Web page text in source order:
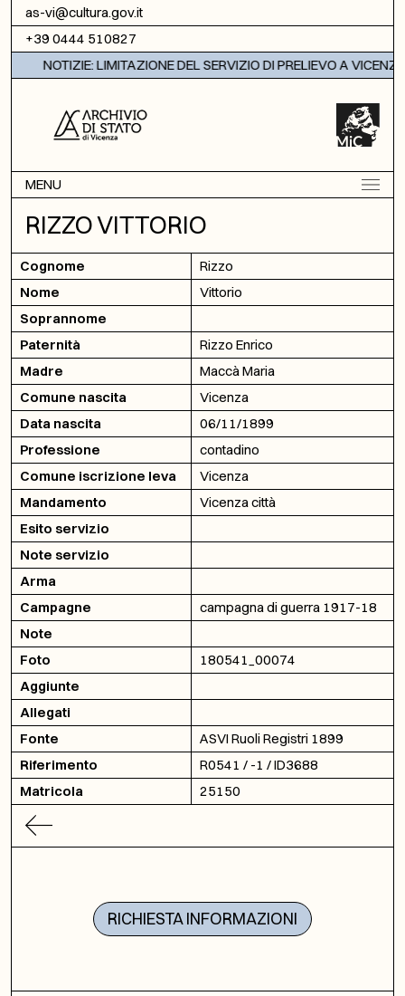
Vai al contenuto
as-vi@cultura.gov.it
+39 0444 510827
NOTIZIE: LIMITAZIONE DEL SERVIZIO DI PRELIEVO A VICENZA
MENU
RIZZO VITTORIO
Cognome
Rizzo
Nome
Vittorio
Soprannome
Paternità
Rizzo Enrico
Madre
Maccà Maria
Comune nascita
Vicenza
Data nascita
06/11/1899
Professione
contadino
Comune iscrizione leva
Vicenza
Mandamento
Vicenza città
Esito servizio
Note servizio
Arma
Campagne
campagna di guerra 1917-18
Note
Foto
180541_00074
Aggiunte
Allegati
Fonte
ASVI Ruoli Registri 1899
Riferimento
R0541 / -1 / ID3688
Matricola
25150
RICHIESTA INFORMAZIONI